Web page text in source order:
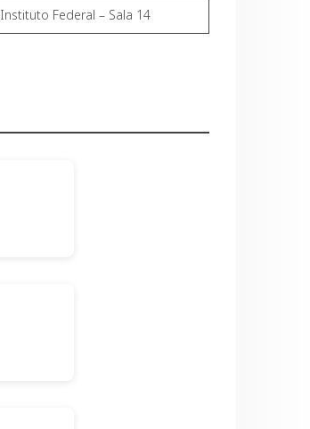
Instituto Federal – Sala 14